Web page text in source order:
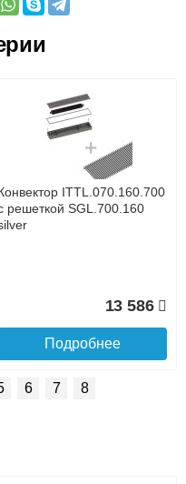
и Московской области
в режиме реального
товара как при
деньги, Web-money,
и с НДС)
ITTL.070.160.700
решеткой SGL.700.160
13 586
Подробнее
6 7 8